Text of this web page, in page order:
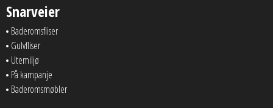
Snarveier
Baderomsfliser
Gulvfliser
Utemiljø
På kampanje
Baderomsmøbler